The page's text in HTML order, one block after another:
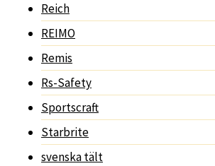
Reich
REIMO
Remis
Rs-Safety
Sportscraft
Starbrite
svenska tält